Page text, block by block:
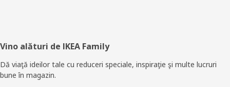
Subsol
Vino alături de IKEA Family
Dă viaţă ideilor tale cu reduceri speciale, inspiraţie şi multe lucruri
bune în magazin.